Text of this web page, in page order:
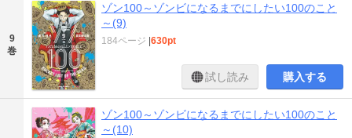
9
巻
ゾン100～ゾンビになるまでにしたい100のこと
～(9)
184ページ |630pt
試し読み 購入する
ゾン100～ゾンビになるまでにしたい100のこと
～(10)